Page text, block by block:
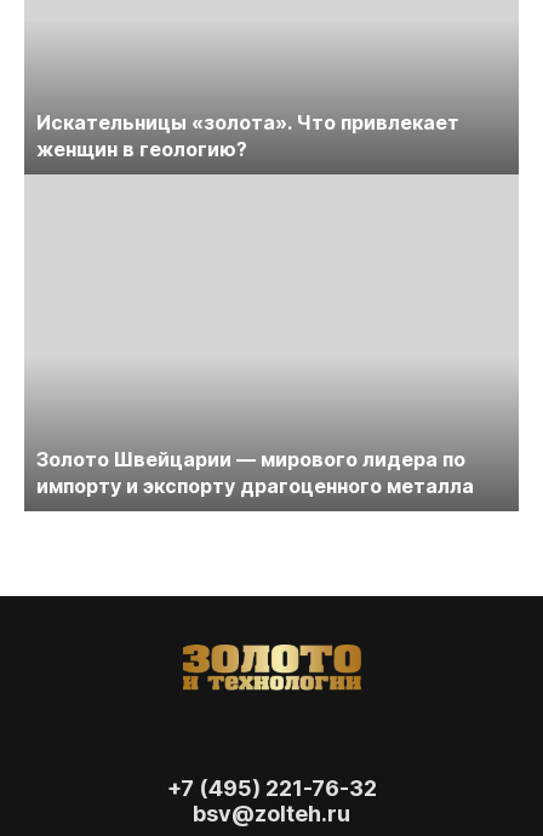
Искательницы «золота». Что привлекает
женщин в геологию?
Золото Швейцарии — мирового лидера по
импорту и экспорту драгоценного металла
+7 (495) 221-76-32
bsv@zolteh.ru